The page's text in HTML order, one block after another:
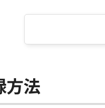
方法